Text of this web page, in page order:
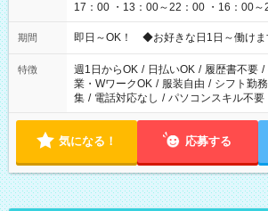
17：00 ・13：00～22：00 ・16：00～21：00 など
仕事により勤務時間が異なります
期間 即日～OK！ ◆お好きな日1日～働け
特徴 週1日からOK / 日払いOK / 履歴書不要 /
業・WワークOK / 服装自由 / シフト勤務
集 / 電話対応なし / パソコンスキル不要
気になる！ 応募する